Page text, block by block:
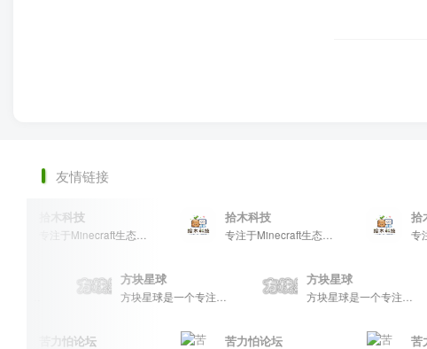
友情链接
拾木科技
专注于Minecraft生态建设
拾木科技
专注于Minecraft生态建设
拾木
方块星球 方块星球
苦力怕论坛 苦力怕论坛 苦力